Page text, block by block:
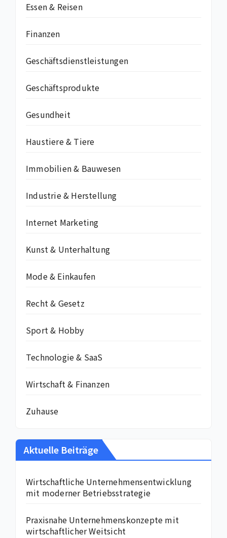
Essen & Reisen
Finanzen
Geschäftsdienstleistungen
Geschäftsprodukte
Gesundheit
Haustiere & Tiere
Immobilien & Bauwesen
Industrie & Herstellung
Internet Marketing
Kunst & Unterhaltung
Mode & Einkaufen
Recht & Gesetz
Sport & Hobby
Technologie & SaaS
Wirtschaft & Finanzen
Zuhause
Aktuelle Beiträge
Wirtschaftliche Unternehmensentwicklung
mit moderner Betriebsstrategie
Praxisnahe Unternehmenskonzepte mit
wirtschaftlicher Weitsicht